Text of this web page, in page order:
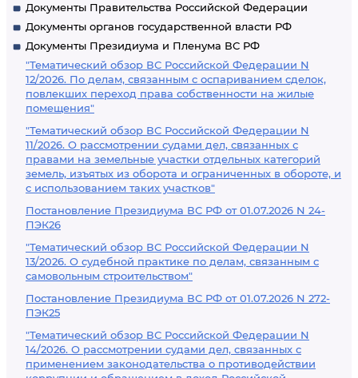
Документы Правительства Российской Федерации
Документы органов государственной власти РФ
Документы Президиума и Пленума ВС РФ
"Тематический обзор ВС Российской Федерации N
12/2026. По делам, связанным с оспариванием сделок,
повлекших переход права собственности на жилые
помещения"
"Тематический обзор ВС Российской Федерации N
11/2026. О рассмотрении судами дел, связанных с
правами на земельные участки отдельных категорий
земель, изъятых из оборота и ограниченных в обороте, и
с использованием таких участков"
Постановление Президиума ВС РФ от 01.07.2026 N 24-
ПЭК26
"Тематический обзор ВС Российской Федерации N
13/2026. О судебной практике по делам, связанным с
самовольным строительством"
Постановление Президиума ВС РФ от 01.07.2026 N 272-
ПЭК25
"Тематический обзор ВС Российской Федерации N
14/2026. О рассмотрении судами дел, связанных с
применением законодательства о противодействии